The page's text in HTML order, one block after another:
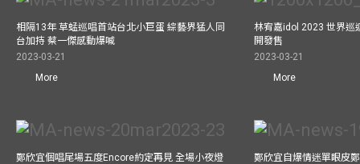
相隔13年 草蜢巡唱首站台北小巨蛋 綜藝界猛人同
台加持 蔡一傑感動爆喊
2023-03-21
More
林宥嘉idol 2023 世界巡
開發售
2023-03-21
More
鄭欣宜個唱尾場五度Encore約定再見 全場小夜燈
鄭欣宜自爆情迷單眼皮